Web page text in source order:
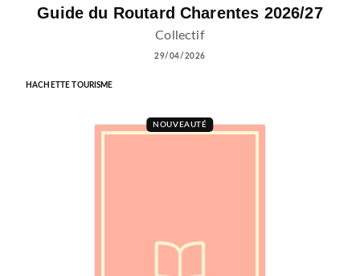
Guide du Routard Charentes 2026/27
Collectif
29/04/2026
HACHETTE TOURISME
NOUVEAUTÉ